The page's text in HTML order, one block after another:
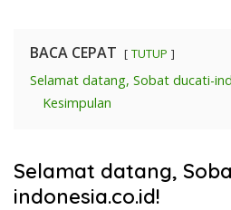
BACA CEPAT TUTUP
Selamat datang, Sobat ducati-
Kesimpulan
Selamat datang,
indonesia.co.id!